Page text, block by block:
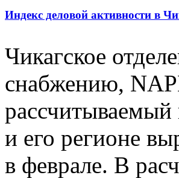
Индекс деловой активности в
Чикагское
снабжению,
рассчитываемый
и его регионе
в феврале. В